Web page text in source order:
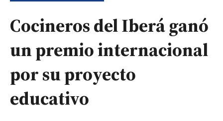
Cocineros del Iberá ganó
un premio internacional
por su proyecto
educativo